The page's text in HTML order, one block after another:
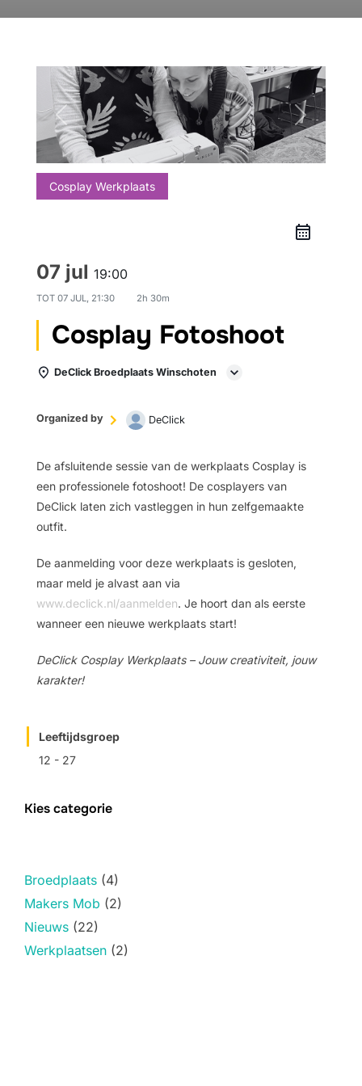
Cosplay Werkplaats
07 jul 19:00
TOT 07 JUL, 21:30 2h 30m
Cosplay Fotoshoot
DeClick Broedplaats Winschoten
Organized by DeClick
De afsluitende sessie van de werkplaats Cosplay is
een professionele fotoshoot! De cosplayers van
DeClick laten zich vastleggen in hun zelfgemaakte
outfit.
De aanmelding voor deze werkplaats is gesloten,
maar meld je alvast aan via
www.declick.nl/aanmelden. Je hoort dan als eerste
wanneer een nieuwe werkplaats start!
DeClick Cosplay Werkplaats – Jouw creativiteit, jouw
karakter!
Leeftijdsgroep
12 - 27
Kies categorie
Broedplaats (4)
Makers Mob (2)
Nieuws (22)
Werkplaatsen (2)